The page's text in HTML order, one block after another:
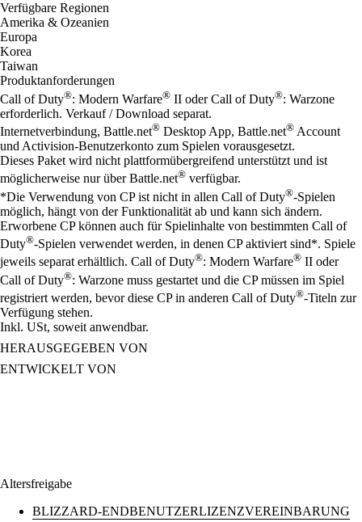
Verfügbare Regionen
Amerika & Ozeanien
Europa
Korea
Taiwan
Produktanforderungen
Call of Duty®: Modern Warfare® II oder Call of Duty®: Warzone
erforderlich. Verkauf / Download separat.
Internetverbindung, Battle.net® Desktop App, Battle.net® Account
und Activision-Benutzerkonto zum Spielen vorausgesetzt.
Dieses Paket wird nicht plattformübergreifend unterstützt und ist
möglicherweise nur über Battle.net® verfügbar.
*Die Verwendung von CP ist nicht in allen Call of Duty®-Spielen
möglich, hängt von der Funktionalität ab und kann sich ändern.
Erworbene CP können auch für Spielinhalte von bestimmten Call of
Duty®-Spielen verwendet werden, in denen CP aktiviert sind*. Spiele
jeweils separat erhältlich. Call of Duty®: Modern Warfare® II oder
Call of Duty®: Warzone muss gestartet und die CP müssen im Spiel
registriert werden, bevor diese CP in anderen Call of Duty®-Titeln zur
Verfügung stehen.
Inkl. USt, soweit anwendbar.
HERAUSGEGEBEN VON
ENTWICKELT VON
Altersfreigabe
BLIZZARD-ENDBENUTZERLIZENZVEREINBARUNG